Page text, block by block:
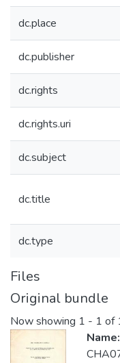
dc.place
dc.publisher
dc.rights
dc.rights.uri
dc.subject
dc.title
dc.type
Files
Original bundle
Now showing 1 - 1 of
Name: